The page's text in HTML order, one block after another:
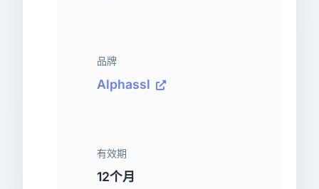
品牌
Alphassl
有效期
12个月